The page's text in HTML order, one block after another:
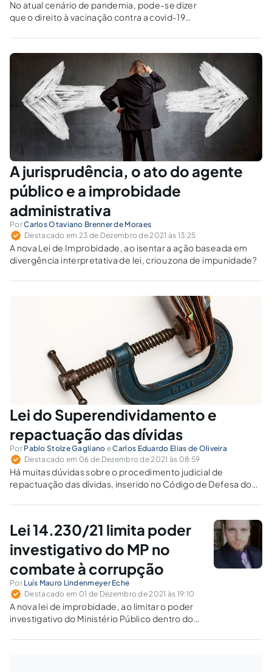
No atual cenário de pandemia, pode-se dizer
que o direito à vacinação contra a covid-19
A jurisprudência, o ato do agente
público e a improbidade
administrativa
PorCarlos Otaviano Brenner de Moraes
Destacado em 23 de Dezembro de 2021 às 13:25
A nova Lei de Improbidade, ao isentar a ação baseada em
divergência interpretativa de lei, criou zona de impunidade?
Lei do Superendividamento e
repactuação das dívidas
Por Pablo Stolze Gagliano eCarlos Eduardo Elias de Oliveira
Destacado em 06 de Dezembro de 2021 às 08:59
Há muitas dúvidas sobre o procedimento judicial de
repactuação das dívidas, inserido no Código de Defesa do
Lei 14.230/21 limita poder
investigativo do MP no
combate à corrupção
Por Luís Mauro Lindenmeyer Eche
Destacado em 01 de Dezembro de 2021 às 19:10
A nova lei de improbidade, ao limitar o poder
investigativo do Ministério Público dentro do
sancionadora pelo Estado, engendra a